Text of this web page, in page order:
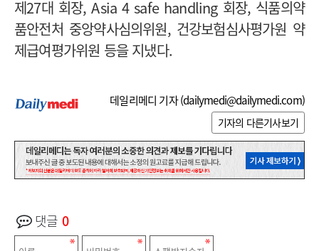
제27대 회장, Asia 4 safe handling 회장, 식품의약
품안전처 중앙약사심의위원, 건강보험심사평가원 약
제급여평가위원 등을 지냈다.
데일리메디 기자 (dailymedi@dailymedi.com)
기자의 다른기사보기
댓글 0